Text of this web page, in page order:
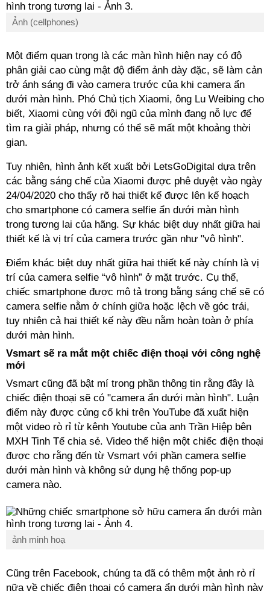
Ảnh (cellphones)
Một điểm quan trọng là các màn hình hiện nay có độ
phân giải cao cùng mật độ điểm ảnh dày đặc, sẽ làm cản
trở ánh sáng đi vào camera trước của khi camera ẩn
dưới màn hình. Phó Chủ tịch Xiaomi, ông Lu Weibing cho
biết, Xiaomi cùng với đội ngũ của mình đang nỗ lực để
tìm ra giải pháp, nhưng có thể sẽ mất một khoảng thời
gian.
Tuy nhiên, hình ảnh kết xuất bởi LetsGoDigital dựa trên
các bằng sáng chế của Xiaomi được phê duyệt vào ngày
24/04/2020 cho thấy rõ hai thiết kế được lên kế hoạch
cho smartphone có camera selfie ẩn dưới màn hình
trong tương lai của hãng. Sự khác biệt duy nhất giữa hai
thiết kế là vị trí của camera trước gần như "vô hình".
Điểm khác biệt duy nhất giữa hai thiết kế này chính là vị
trí của camera selfie “vô hình” ở mặt trước. Cụ thể,
chiếc smartphone được mô tả trong bằng sáng chế sẽ có
camera selfie nằm ở chính giữa hoặc lệch về góc trái,
tuy nhiên cả hai thiết kế này đều nằm hoàn toàn ở phía
dưới màn hình.
Vsmart sẽ ra mắt một chiếc điện thoại với công nghệ
mới
Vsmart cũng đã bật mí trong phần thông tin rằng đây là
chiếc điện thoại sẽ có "camera ẩn dưới màn hình". Luận
điểm này được củng cố khi trên YouTube đã xuất hiện
một video rò rỉ từ kênh Youtube của anh Trần Hiệp bên
MXH Tinh Tế chia sẻ. Video thể hiện một chiếc điện thoại
được cho rằng đến từ Vsmart với phần camera selfie
dưới màn hình và không sử dụng hệ thống pop-up
camera nào.
ảnh minh hoạ
Cũng trên Facebook, chúng ta đã có thêm một ảnh rò rỉ
nữa về chiếc điện thoại có camera ẩn dưới màn hình này